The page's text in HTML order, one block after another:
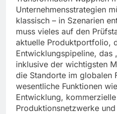
Unternehmensstrategien
klassisch – in Szenarien
muss vieles auf den
aktuelle Produktportfolio,
Entwicklungspipeline, das
inklusive der wichtigsten
die Standorte im globalen
wesentliche Funktionen
Entwicklung,
Produktionsnetzwerke